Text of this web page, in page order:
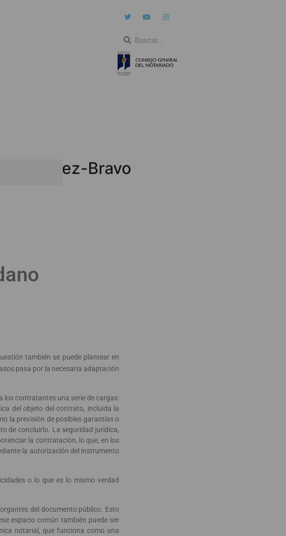
Bravo
también se puede plantear en
pasa por la necesaria adaptación
los contratantes una serie de cargas:
del objeto del contrato, incluida la
la previsión de posibles garantías o
de concluirlo. La seguridad jurídica,
la contratación, lo que, en los
la autorización del instrumento
o lo que es lo mismo verdad
del documento público. Esto
espacio común también puede ser
notarial, que funciona como una